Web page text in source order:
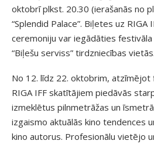
oktobrī plkst. 20.30 (ierašanās no
“Splendid Palace”. Biļetes uz RIGA
ceremoniju var iegādāties festivāla
“Biļešu serviss” tirdzniecības vietās.
No 12. līdz 22. oktobrim,
RIGA IFF skatītājiem piedāvās
izmeklētus pilnmetrāžas un
izgaismo aktuālās kino tendences
kino autorus. Profesionālu vietējo